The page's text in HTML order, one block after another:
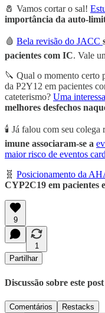
🧂 Vamos cortar o sal!
importância da auto-
🩸 Bela revisão do JACC
pacientes com IC. Vale
🔪 Qual o momento certo
da P2Y12 em pacientes
cateterismo? Uma
melhores desfechos
🕯️ Já falou com seu colega
imune associaram-se a
maior risco de eventos
🧬 Posicionamento da
CYP2C19 em pacientes
9
1
Partilhar
Discussão sobre este post
Comentários Restacks